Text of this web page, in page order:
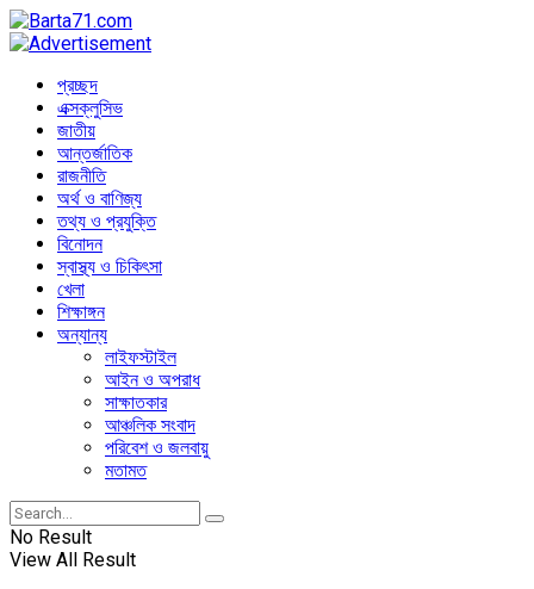
প্রচ্ছদ
এক্সক্লুসিভ
জাতীয়
আন্তর্জাতিক
রাজনীতি
অর্থ ও বাণিজ্য
তথ্য ও প্রযুক্তি
বিনোদন
স্বাস্থ্য ও চিকিৎসা
খেলা
শিক্ষাঙ্গন
অন্যান্য
লাইফস্টাইল
আইন ও অপরাধ
সাক্ষাতকার
আঞ্চলিক সংবাদ
পরিবেশ ও জলবায়ু
মতামত
No Result
View All Result